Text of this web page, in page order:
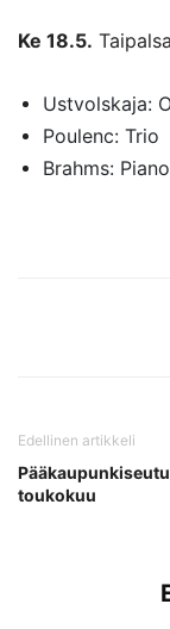
Ke 18.5.
Ustvolskaja:
Poulenc: Trio
Brahms:
Edellinen artikkeli
toukokuu